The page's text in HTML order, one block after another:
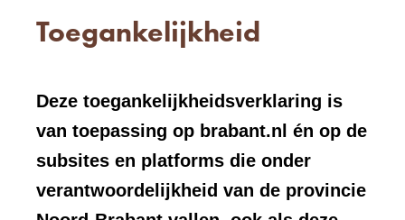
Toegankelijkheid
Deze toegankelijkheidsverklaring is
van toepassing op brabant.nl én op de
subsites en platforms die onder
verantwoordelijkheid van de provincie